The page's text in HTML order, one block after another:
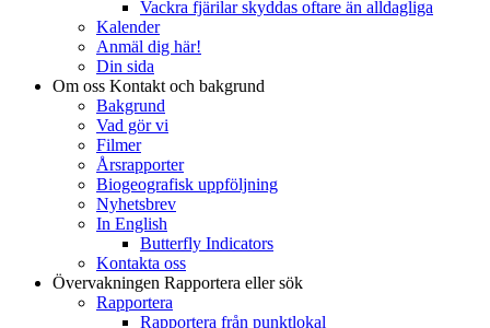
Vackra fjärilar skyddas oftare än alldagliga
Kalender
Anmäl dig här!
Din sida
Om oss Kontakt och bakgrund
Bakgrund
Vad gör vi
Filmer
Årsrapporter
Biogeografisk uppföljning
Nyhetsbrev
In English
Butterfly Indicators
Kontakta oss
Övervakningen Rapportera eller sök
Rapportera
Rapportera från punktlokal